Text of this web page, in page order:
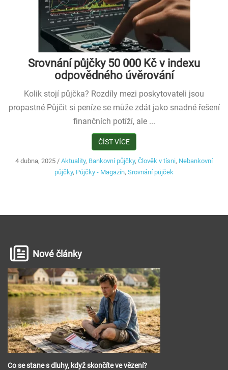
Srovnání půjčky 50 000 Kč v indexu
odpovědného úvěrování
Kolik stojí půjčka? Rozdíly mezi poskytovateli jsou
propastné Půjčit si peníze se může zdát jako snadné řešení
finančních potíží, ale ...
ČÍST VÍCE
4 dubna, 2025 / Aktuality, Bankovní půjčky, Člověk v tísni, Nebankovní
půjčky, Půjčky - Magazín, Srovnání půjček
Nové články
Co se stane s dluhy, když skončíte ve vězení?